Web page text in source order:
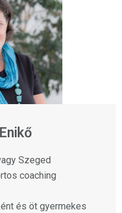
Szeged
coaching
és öt gyermekes